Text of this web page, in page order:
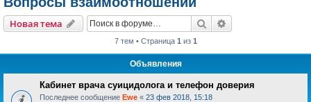
Новая тема Поиск
7 тем • Страница 1 из 1
Объявления
Кабинет врача суицидолога и телефон доверия
Последнее сообщение Ewe « 23 фев 2018, 15:18